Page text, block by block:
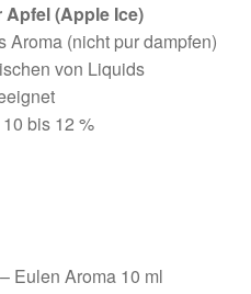
Apfel (Apple Ice)
Aroma (nicht pur dampfen)
von Liquids
10 bis 12 %
Eulen Aroma 10 ml